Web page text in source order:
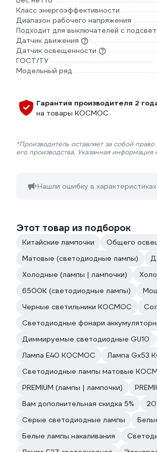
Класс энергоэффективности
Диапазон рабочего напряжения
Подходит для выключателей с
Датчик движения
Датчик освещенности
ГОСТ/ТУ
Модельный ряд
Гарантия производителя 2
на товары КОСМОС
*Производитель оставляет за собой
его производства. Указанная
Нашли ошибку в
Этот товар из подборок
Китайские лампочки Общего
Матовые (светодиодные лампы)
Холодные (лампы | лампочки)
6500К (светодиодные лампы)
Черные светильники КОСМОС
Светодиодные фонари
Диммируемые светодиодные GU10
Лампа E40 КОСМОС
Лампа Gx53
Светодиодные лампы матовые
PREMIUM (лампы | лампочки)
Вам дополнительная скидка 5%
Серые светодиодные лампы
Белые лампы накаливания